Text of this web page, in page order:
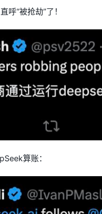
“被抢劫”了！
算账：